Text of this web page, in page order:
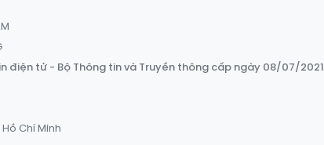
điện tử - Bộ Thông tin và Truyền thông cấp ngày 08/07/2021
Chí Minh